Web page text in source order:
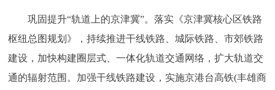
巩固提升“轨道上的京津冀”。落实《京津冀核心区铁路
枢纽总图规划》，持续推进干线铁路、城际铁路、市郊铁路
建设，加快构建圈层式、一体化轨道交通网络，扩大轨道交
通的辐射范围。加强干线铁路建设，实施京港台高铁(丰雄商